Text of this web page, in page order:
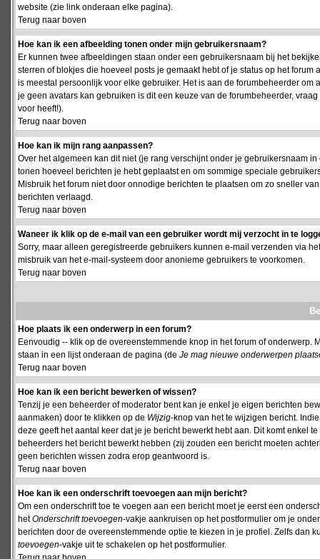
website (zie link onderaan elke pagina).
Terug naar boven
Hoe kan ik een afbeelding tonen onder mijn gebruikersnaam?
Er kunnen twee afbeeldingen staan onder een gebruikersnaam bij het
sterren of blokjes die hoeveel posts je gemaakt hebt of je status op het
is meestal persoonlijk voor elke gebruiker. Het is aan de forumbeheerder
je geen avatars kan gebruiken is dit een keuze van de forumbeheerder,
voor heeft!).
Terug naar boven
Hoe kan ik mijn rang aanpassen?
Over het algemeen kan dit niet (je rang verschijnt onder je gebruikersnaam
tonen hoeveel berichten je hebt geplaatst en om sommige speciale
Misbruik het forum niet door onnodige berichten te plaatsen om zo sneller
berichten verlaagd.
Terug naar boven
Waneer ik klik op de e-mail van een gebruiker wordt mij verzocht in te
Sorry, maar alleen geregistreerde gebruikers kunnen e-mail verzenden via
misbruik van het e-mail-systeem door anonieme gebruikers te voorkomen.
Terug naar boven
Hoe plaats ik een onderwerp in een forum?
Eenvoudig -- klik op de overeenstemmende knop in het forum of
staan in een lijst onderaan de pagina (de Je mag nieuwe onderwerpen
Terug naar boven
Hoe kan ik een bericht bewerken of wissen?
Tenzij je een beheerder of moderator bent kan je enkel je eigen berichten
aanmaken) door te klikken op de Wijzig-knop van het te wijzigen bericht.
deze geeft het aantal keer dat je je bericht bewerkt hebt aan. Dit komt enkel
beheerders het bericht bewerkt hebben (zij zouden een bericht moeten
geen berichten wissen zodra erop geantwoord is.
Terug naar boven
Hoe kan ik een onderschrift toevoegen aan mijn bericht?
Om een onderschrift toe te voegen aan een bericht moet je eerst een
hetOnderschrift toevoegen-vakje aankruisen op het postformulier om je
berichten door de overeenstemmende optie te kiezen in je profiel. Zelfs dan
toevoegen-vakje uit te schakelen op het postformulier.